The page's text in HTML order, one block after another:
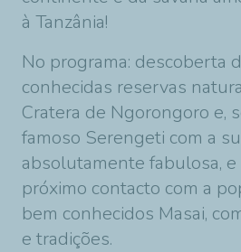
à Tanzânia!
No programa: descoberta
conhecidas reservas
Cratera de Ngorongoro e,
famoso Serengeti com a
absolutamente fabulosa,
próximo contacto com a
bem conhecidos Masai,
e tradições.